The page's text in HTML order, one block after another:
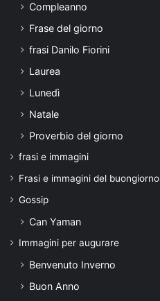
Compleanno
Frase del giorno
frasi Danilo Fiorini
Laurea
Lunedì
Natale
Proverbio del giorno
frasi e immagini
Frasi e immagini del buongiorno
Gossip
Can Yaman
Immagini per augurare
Benvenuto Inverno
Buon Anno